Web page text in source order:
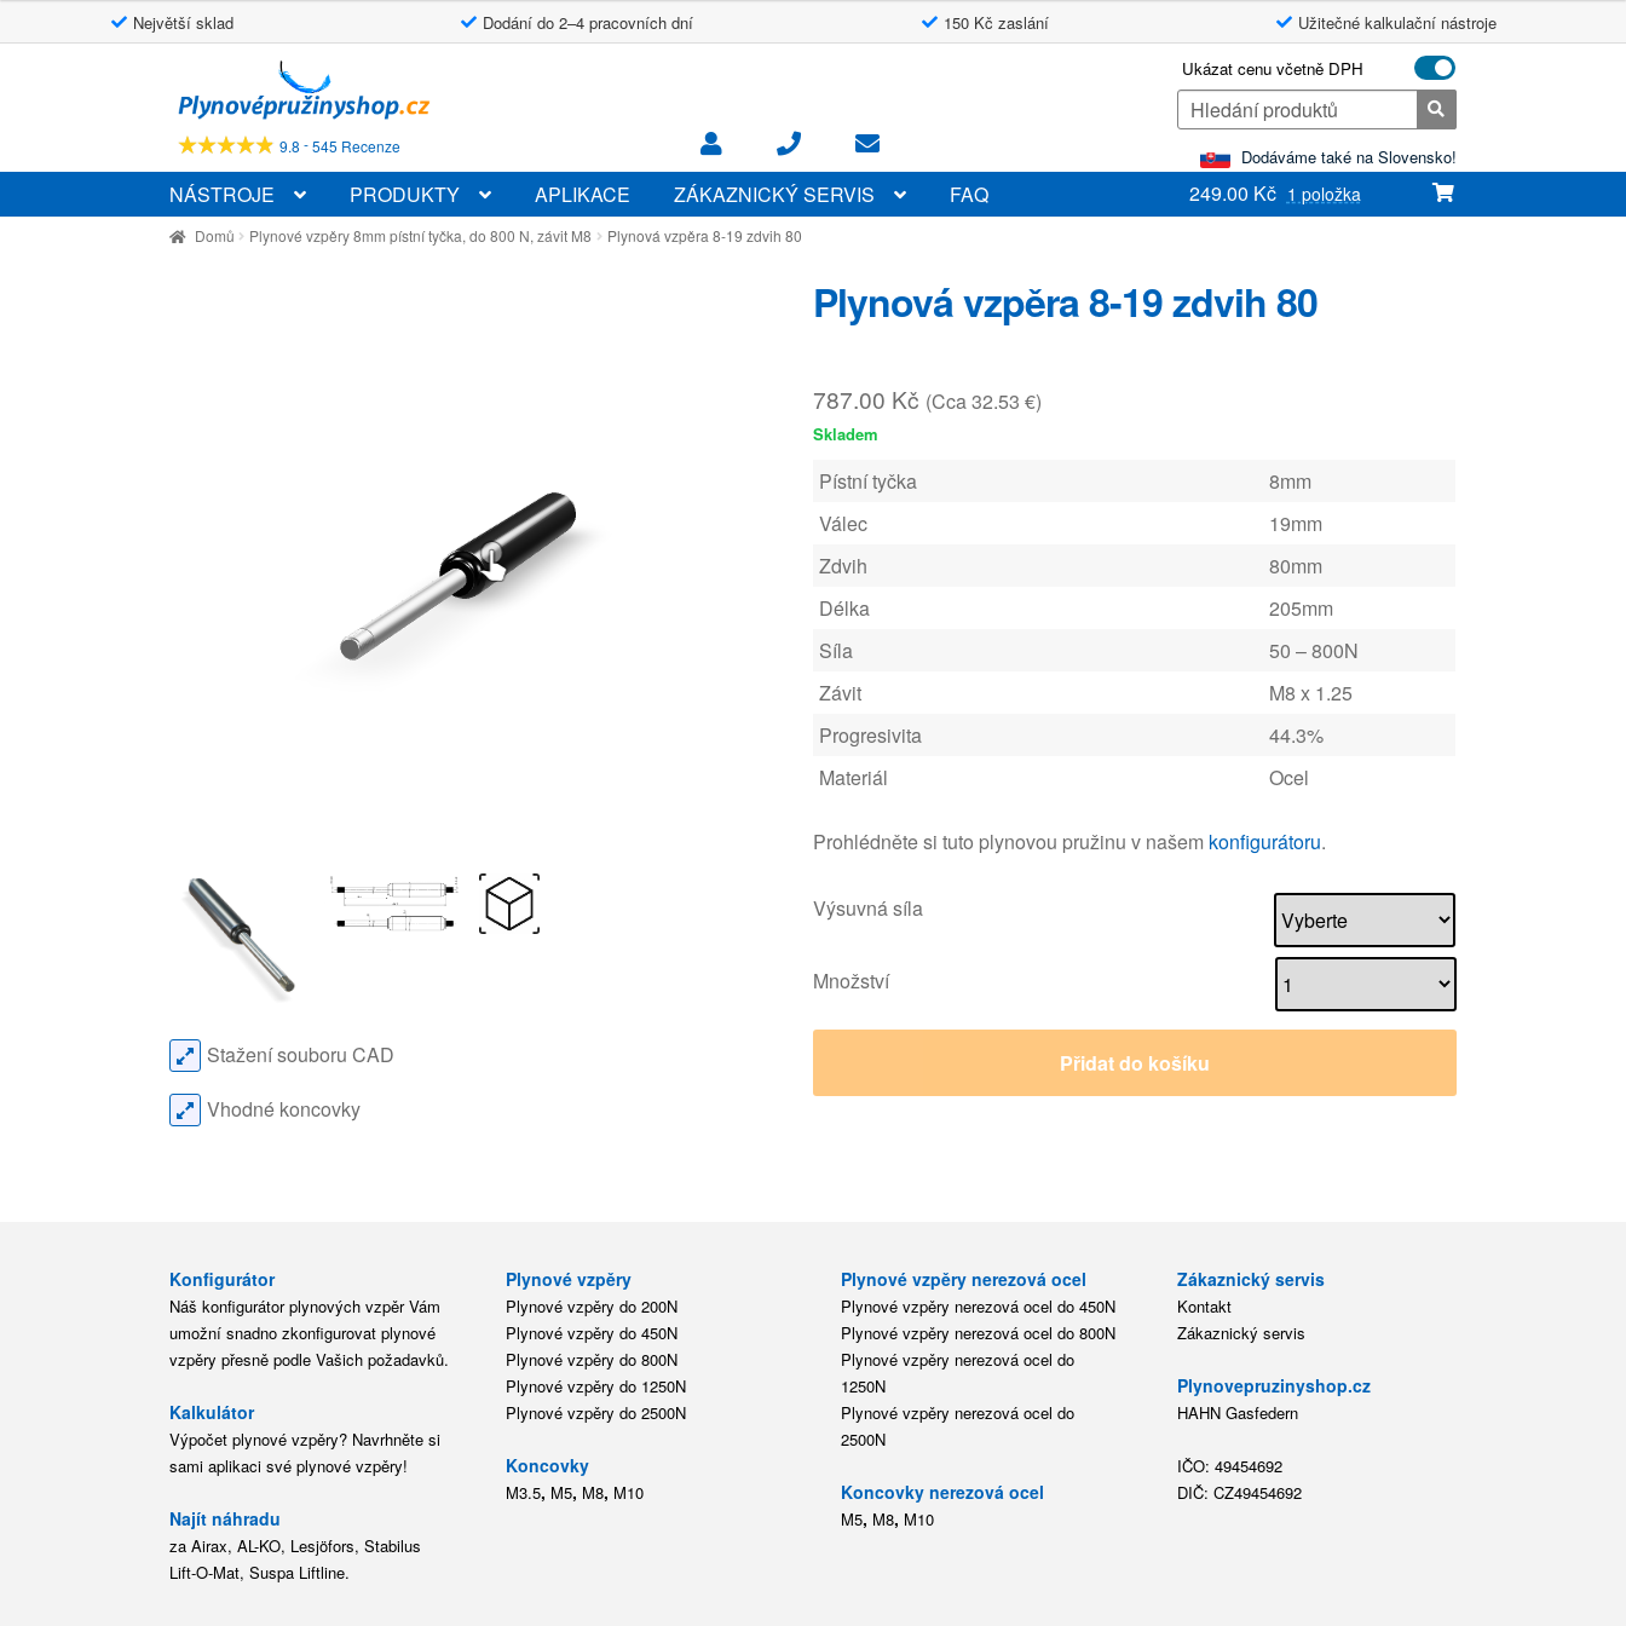
Největší sklad Dodání do 2–4 pracovních dní 150 Kč zaslání Užitečné kalkulační nástroje
na
navigaci
k
obsahu
webu
9.8 -545 Recenze
Ukázat cenu včetně DPH
Search
for:
Dodáváme také na Slovensko!
NÁSTROJE PRODUKTY APLIKACE ZÁKAZNICKÝ SERVIS FAQ 249.00 Kč 1 položka
Domů Plynové vzpěry 8mm pístní tyčka, do 800 N, závit M8 Plynová vzpěra 8-19 zdvih 80
Plynová vzpěra 8-19 zdvih 80
787.00 Kč (Cca 32.53 €)
Skladem
Pístní tyčka
8mm
Válec
19mm
Zdvih
80mm
Délka
205mm
Síla
50 – 800N
Závit
M8 x 1.25
Progresivita
44.3%
Materiál
Ocel
Prohlédněte si tuto plynovou pružinu v našem konfigurátoru.
Výsuvná síla
Množství
Přidat do košíku
Stažení souboru CAD
Vhodné koncovky
Konfigurátor
Náš konfigurátor plynových vzpěr Vám
umožní snadno zkonfigurovat plynové
vzpěry přesně podle Vašich požadavků.
Kalkulátor
Výpočet plynové vzpěry? Navrhněte si
sami aplikaci své plynové vzpěry!
Najít náhradu
za Airax, AL-KO, Lesjöfors, Stabilus
Lift-O-Mat, Suspa Liftline.
Plynové vzpěry
Plynové vzpěry do 200N
Plynové vzpěry do 450N
Plynové vzpěry do 800N
Plynové vzpěry do 1250N
Plynové vzpěry do 2500N
Koncovky
M3.5, M5, M8, M10
Plynové vzpěry nerezová ocel
Plynové vzpěry nerezová ocel do 450N
Plynové vzpěry nerezová ocel do 800N
Plynové vzpěry nerezová ocel do
1250N
Plynové vzpěry nerezová ocel do
2500N
Koncovky nerezová ocel
M5, M8, M10
Zákaznický servis
Kontakt
Zákaznický servis
Plynovepruzinyshop.cz
HAHN Gasfedern
IČO: 49454692
DIČ: CZ49454692